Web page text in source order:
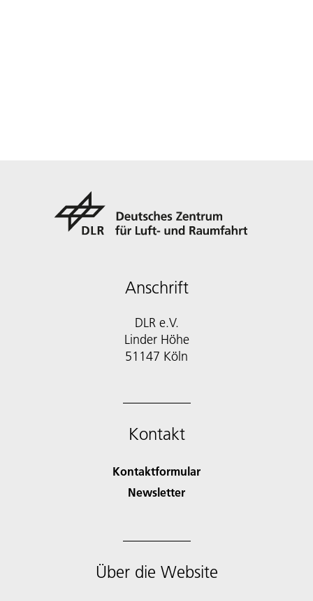
Anschrift
DLR e.V.
Linder Höhe
51147 Köln
Kontakt
Kontaktformular
Newsletter
Über die Website